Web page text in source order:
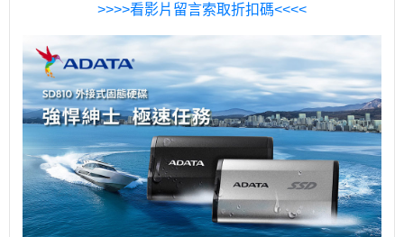
>>>>看影片留言索取折扣碼<<<<